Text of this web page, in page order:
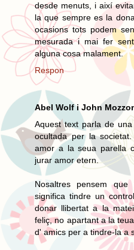
desde menuts, i així
la que sempre es la
ocasions tots podem
mesurada i mai fer
alguna cosa malament.
Respon
Abel Wolf i John
Aquest text parla de
ocultada per la
amor a la seua parella
jurar amor etern.
Nosaltres pensem
significa tindre un
donar llibertat a la
feliç, no apartant a la
d' amics per a tindre-la a